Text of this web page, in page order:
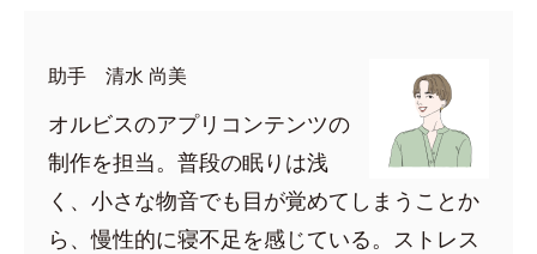
助手 清水 尚美
オルビスのアプリコンテンツの
制作を担当。普段の眠りは浅
く、小さな物音でも目が覚めてしまうことか
ら、慢性的に寝不足を感じている。ストレス